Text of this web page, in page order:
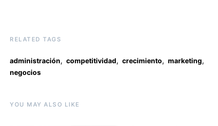
RELATED TAGS
administración, competitividad, crecimiento, marketing,
negocios
YOU MAY ALSO LIKE